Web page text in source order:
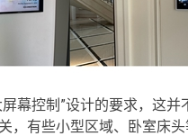
屏幕控制”设计的要求，这并
，有些小型区域、卧室床